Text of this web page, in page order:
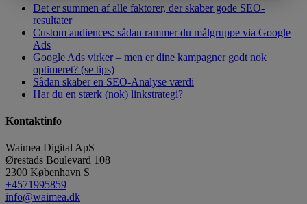
Det er summen af alle faktorer, der skaber gode SEO-
resultater
Custom audiences: sådan rammer du målgruppe via Google
Ads
Google Ads virker – men er dine kampagner godt nok
optimeret? (se tips)
Sådan skaber en SEO-Analyse værdi
Har du en stærk (nok) linkstrategi?
Kontaktinfo
Waimea Digital ApS
Ørestads Boulevard 108
2300 København S
+4571995859
info@waimea.dk